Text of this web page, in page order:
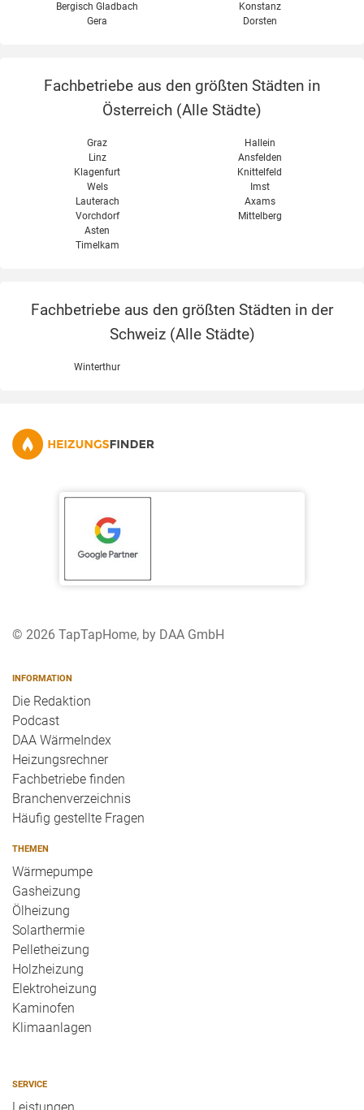
Bergisch Gladbach
Gera
Konstanz
Dorsten
Fachbetriebe aus den größten Städten in
Österreich (Alle Städte)
Graz
Linz
Klagenfurt
Wels
Hallein
Ansfelden
Knittelfeld
Imst
Lauterach
Vorchdorf
Asten
Timelkam
Axams
Mittelberg
Fachbetriebe aus den größten Städten in der
Schweiz (Alle Städte)
Winterthur
© 2026 TapTapHome, by DAA GmbH
INFORMATION
Die Redaktion
Podcast
DAA WärmeIndex
Heizungsrechner
Fachbetriebe finden
Branchenverzeichnis
Häufig gestellte Fragen
THEMEN
Wärmepumpe
Gasheizung
Ölheizung
Solarthermie
Pelletheizung
Holzheizung
Elektroheizung
Kaminofen
Klimaanlagen
SERVICE
Leistungen